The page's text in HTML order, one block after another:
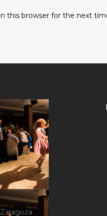
this browser for the next